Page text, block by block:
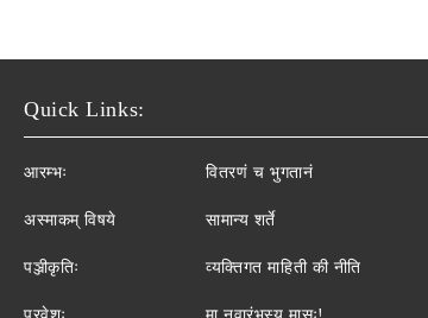
Quick Links:
आरम्भः
अस्माकम् विषये
पञ्जीकृतिः
वितरणं च भुगतानं
सामान्य शर्ते
व्यक्तिगत माहिती की नीति